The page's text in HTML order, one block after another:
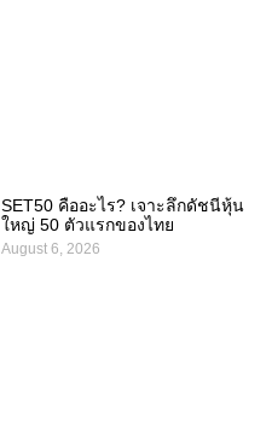
SET50 คืออะไร? เจาะลึกดัชนีหุ้น
ใหญ่ 50 ตัวแรกของไทย
August 6, 2026